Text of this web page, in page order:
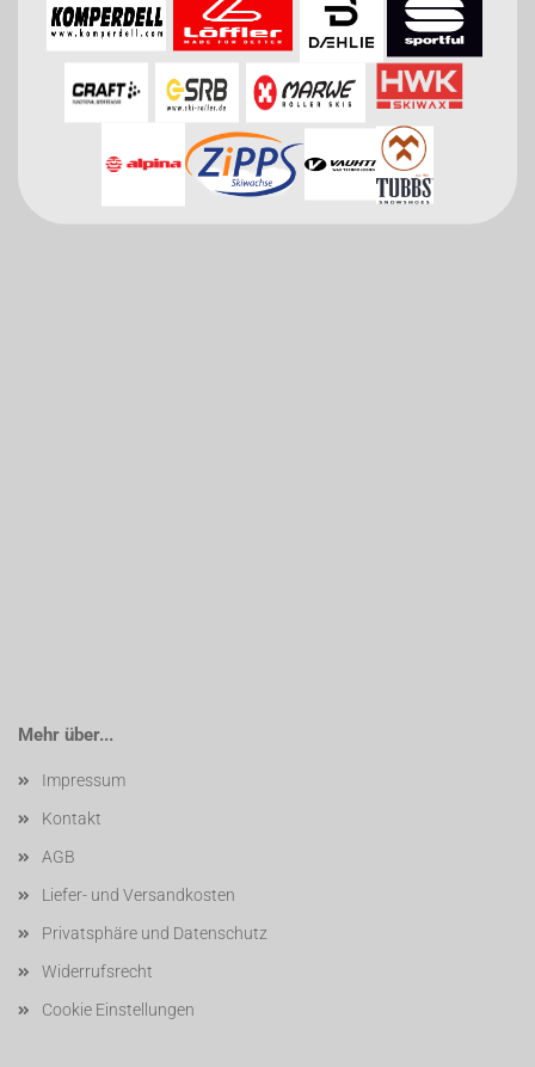
Mehr über...
Impressum
Kontakt
AGB
Liefer- und Versandkosten
Privatsphäre und Datenschutz
Widerrufsrecht
Cookie Einstellungen